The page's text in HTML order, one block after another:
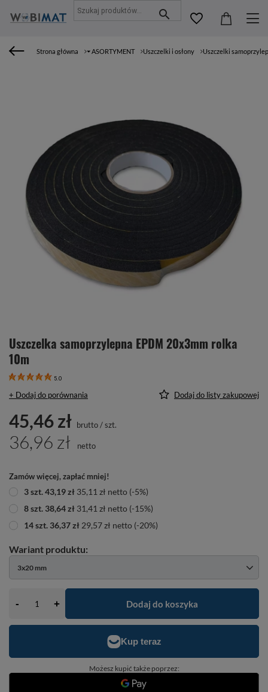
Strona główna ⏷ ASORTYMENT Uszczelki i osłony Uszczelki
Uszczelka samoprzylepna EPDM 20x3mm rolka
10m
5.0
+ Dodaj do porównania Dodaj do listy zakupowej
3x20 mm
- + Dodaj do koszyka
Możesz kupić także poprzez:
45,46 zł brutto/szt.
36,96 zł netto
Zamów więcej, zapłać mniej!
3szt.43,19 zł 35,11 zł netto (-5%)
8szt. 38,64 zł 31,41 zł netto (-15%)
14szt. 36,37 zł 29,57 zł netto (-20%)